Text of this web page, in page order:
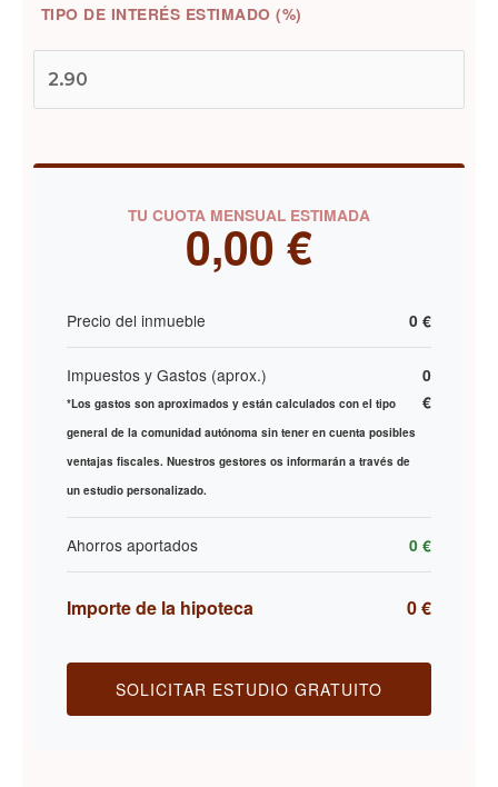
TIPO DE INTERÉS ESTIMADO (%)
TU CUOTA MENSUAL ESTIMADA
0,00 €
Precio del inmueble 0 €
Impuestos y Gastos (aprox.)
*Los gastos son aproximados y están calculados con el tipo
general de la comunidad autónoma sin tener en cuenta posibles
ventajas fiscales. Nuestros gestores os informarán a través de
un estudio personalizado.
0
€
Ahorros aportados 0 €
Importe de la hipoteca 0 €
SOLICITAR ESTUDIO GRATUITO